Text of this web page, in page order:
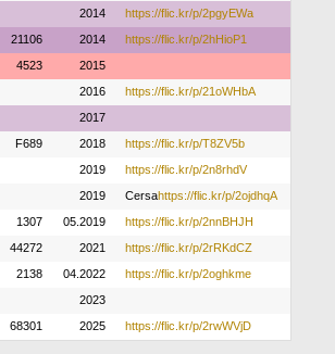
2014 https://flic.kr/p/2pgyEWa
21106 2014 https://flic.kr/p/2hHioP1
4523 2015
2016 https://flic.kr/p/21oWHbA
2017
F689 2018 https://flic.kr/p/T8ZV5b
2019 https://flic.kr/p/2n8rhdV
2019 Cersahttps://flic.kr/p/2ojdhqA
1307 05.2019 https://flic.kr/p/2nnBHJH
44272 2021 https://flic.kr/p/2rRKdCZ
2138 04.2022 https://flic.kr/p/2oghkme
2023
68301 2025 https://flic.kr/p/2rwWVjD